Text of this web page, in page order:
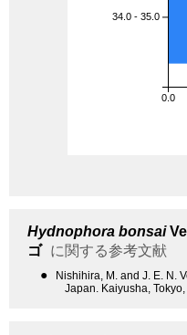
0.0
34.0 - 35.0
Hydnophora bonsai
ゴ に関する参考文献
●
Nishihira, M. and J. E. N.
Japan. Kaiyusha,